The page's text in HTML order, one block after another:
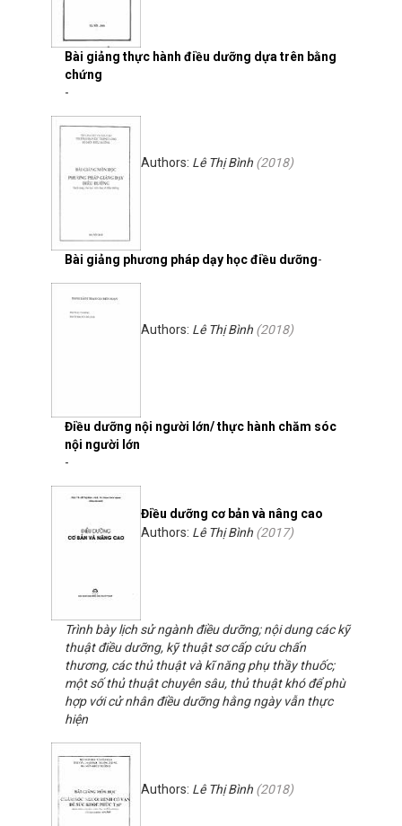
Bài giảng thực hành điều dưỡng dựa trên bằng
chứng
-
Bài giảng phương pháp dạy học điều dưỡng
Authors: Lê Thị Bình (2018)
-
Điều dưỡng nội người lớn/ thực hành chăm sóc
nội người lớn
Authors: Lê Thị Bình (2018)
-
Điều dưỡng cơ bản và nâng cao
Authors: Lê Thị Bình (2017)
Trình bày lịch sử ngành điều dưỡng; nội dung các kỹ
thuật điều dưỡng, kỹ thuật sơ cấp cứu chấn
thương, các thủ thuật và kĩ năng phụ thầy thuốc;
một số thủ thuật chuyên sâu, thủ thuật khó để phù
hợp với cử nhân điều dưỡng hằng ngày vẫn thực
hiện
Authors: Lê Thị Bình (2018)